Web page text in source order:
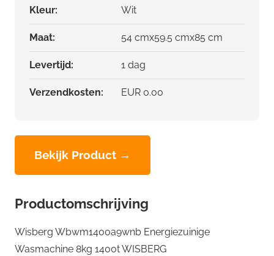
Kleur: Wit
Maat: 54 cmx59.5 cmx85 cm
Levertijd: 1 dag
Verzendkosten: EUR 0.00
Bekijk Product →
Productomschrijving
Wisberg Wbwm1400a9wnb Energiezuinige
Wasmachine 8kg 1400t WISBERG